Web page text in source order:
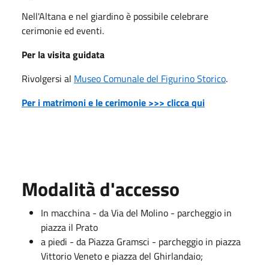
Nell'Altana e nel giardino è possibile celebrare
cerimonie ed eventi.
Per la visita guidata
Rivolgersi al Museo Comunale del Figurino Storico.
Per i matrimoni e le cerimonie >>> clicca qui
Modalità d'accesso
In macchina - da Via del Molino - parcheggio in
piazza il Prato
a piedi - da Piazza Gramsci - parcheggio in piazza
Vittorio Veneto e piazza del Ghirlandaio;